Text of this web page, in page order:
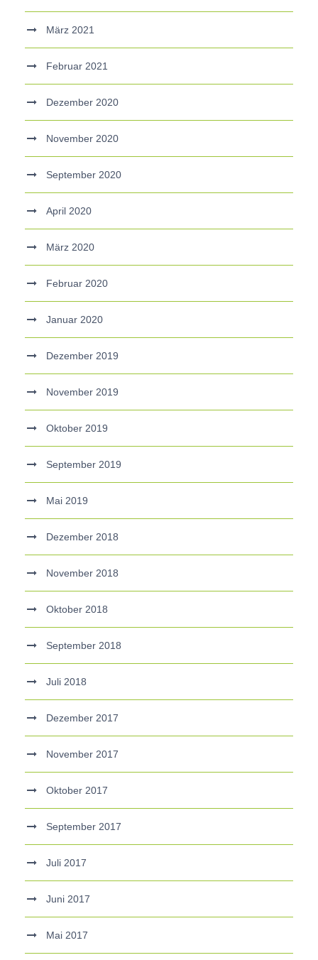
März 2021
Februar 2021
Dezember 2020
November 2020
September 2020
April 2020
März 2020
Februar 2020
Januar 2020
Dezember 2019
November 2019
Oktober 2019
September 2019
Mai 2019
Dezember 2018
November 2018
Oktober 2018
September 2018
Juli 2018
Dezember 2017
November 2017
Oktober 2017
September 2017
Juli 2017
Juni 2017
Mai 2017